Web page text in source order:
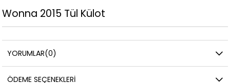
Wonna 2015 Tül Külot
YORUMLAR(0)
ÖDEME SEÇENEKLERI